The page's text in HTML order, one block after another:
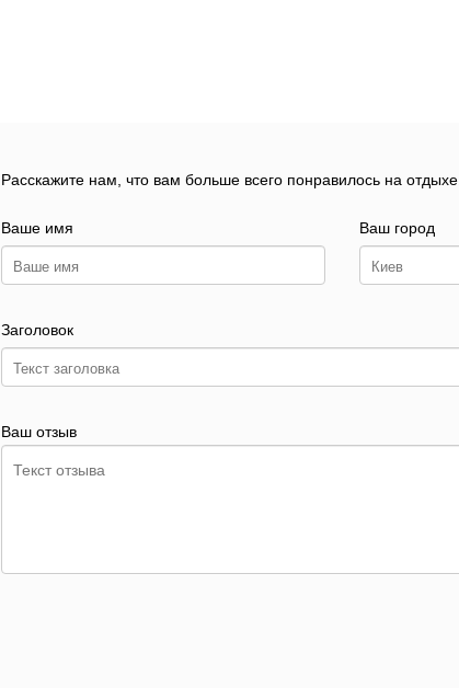
Расскажите нам, что вам больше всего понравилось на отдыхе.
Ваше имя Ваш город
Заголовок
Ваш отзыв